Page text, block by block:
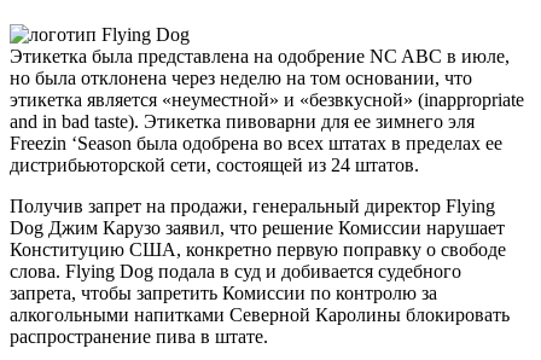
Этикетка была представлена на одобрение NC ABC в июле,
но была отклонена через неделю на том основании, что
этикетка является «неуместной» и «безвкусной» (inappropriate
and in bad taste). Этикетка пивоварни для ее зимнего эля
Freezin ‘Season была одобрена во всех штатах в пределах ее
дистрибьюторской сети, состоящей из 24 штатов.
Получив запрет на продажи, генеральный директор Flying
Dog Джим Карузо заявил, что решение Комиссии нарушает
Конституцию США, конкретно первую поправку о свободе
слова. Flying Dog подала в суд и добивается судебного
запрета, чтобы запретить Комиссии по контролю за
алкогольными напитками Северной Каролины блокировать
распространение пива в штате.